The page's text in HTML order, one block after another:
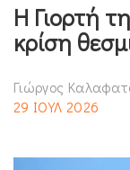
Η Γιορτή
κρίση
Γιώργος
29 ΙΟΥΛ 2026